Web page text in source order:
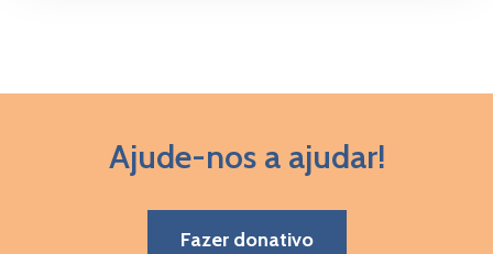
Ajude-nos a ajudar!
Fazer donativo